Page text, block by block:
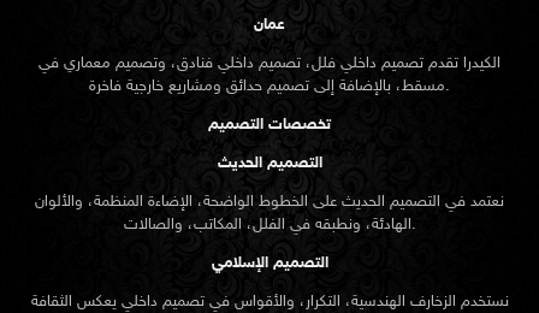
عمان
الكيدرا تقدم تصميم داخلي فلل، تصميم داخلي فنادق، وتصميم معماري في
مسقط، بالإضافة إلى تصميم حدائق ومشاريع خارجية فاخرة.
تخصصات التصميم
التصميم الحديث
نعتمد في التصميم الحديث على الخطوط الواضحة، الإضاءة المنظمة، والألوان
الهادئة، ونطبقه في الفلل، المكاتب، والصالات.
التصميم الإسلامي
نستخدم الزخارف الهندسية، التكرار، والأقواس في تصميم داخلي يعكس الثقافة